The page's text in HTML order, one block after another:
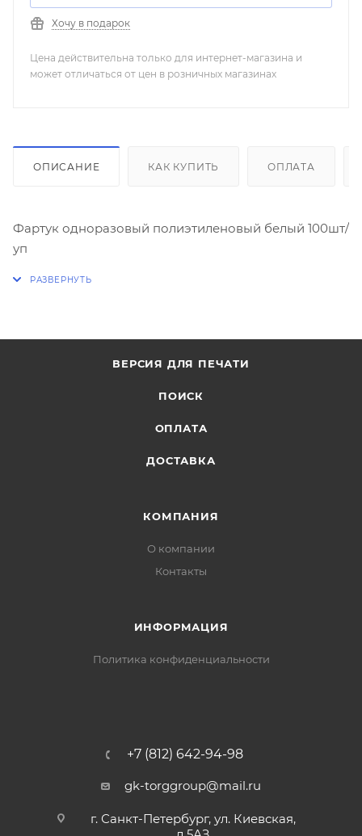
Хочу в подарок
Цена действительна только для интернет-магазина и
может отличаться от цен в розничных магазинах
ОПИСАНИЕ КАК КУПИТЬ ОПЛАТА
Фартук одноразовый полиэтиленовый белый 100шт/
уп
ВЕРСИЯ ДЛЯ ПЕЧАТИ
ПОИСК
ОПЛАТА
ДОСТАВКА
КОМПАНИЯ
О компании
Контакты
ИНФОРМАЦИЯ
Политика конфиденциальности
+7 (812) 642-94-98
gk-torggroup@mail.ru
г. Санкт-Петербург, ул. Киевская,